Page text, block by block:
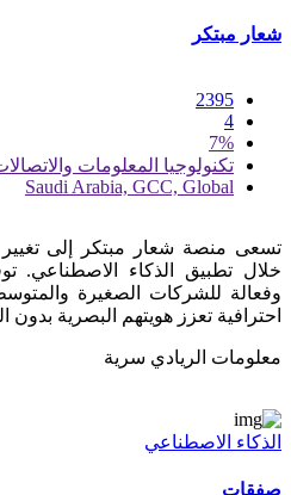
شعار مبتكر
2395
4
7%
تكنولوجيا المعلومات
Saudi Arabia, GCC, Global
تسعى منصة شعار مبتكر إلى
خلال تطبيق الذكاء الاصطناعي.
وفعالة للشركات الصغيرة
احترافية تعزز هويتهم البصرية
معلومات الريادي سرية
الذكاء الاصطناعي
صفقات